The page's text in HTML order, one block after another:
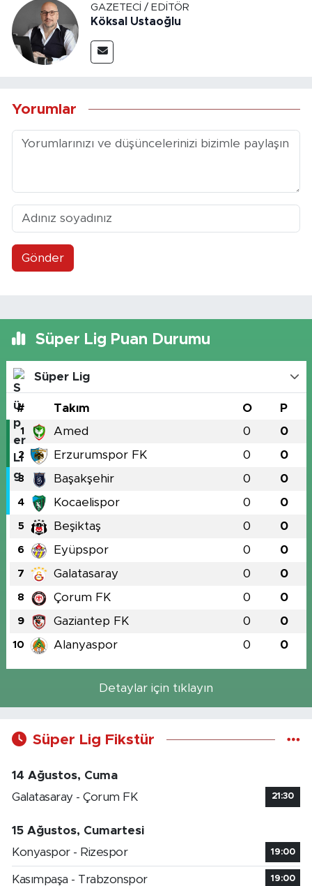
GAZETECI / EDITÖR
Köksal Ustaoğlu
Yorumlar
Gönder
Süper Lig Puan Durumu
Süper Lig
# Takım O P
1 Amed 0 0
2 Erzurumspor FK 0 0
3 Başakşehir 0 0
4 Kocaelispor 0 0
5 Beşiktaş 0 0
6 Eyüpspor 0 0
7 Galatasaray 0 0
8 Çorum FK 0 0
9 Gaziantep FK 0 0
10 Alanyaspor 0 0
Detaylar için tıklayın
Süper Lig Fikstür
14 Ağustos, Cuma
Galatasaray - Çorum FK
21:30
15 Ağustos, Cumartesi
Konyaspor - Rizespor
19:00
Kasımpaşa - Trabzonspor 19:00